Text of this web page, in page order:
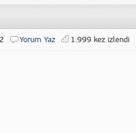
Yorum Yaz 1.999 kez izlendi